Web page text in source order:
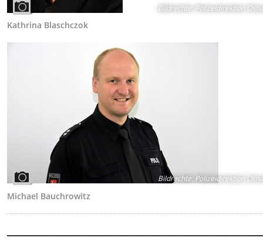
Bildrechte: Polizeidirektion
Kathrina Blaschczok
Bildrechte:Polizeidirektion
Michael Bauchrowitz